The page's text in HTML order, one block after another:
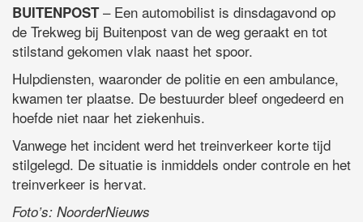
BUITENPOST– Een automobilist is dinsdagavond op
de Trekweg bij Buitenpost van de weg geraakt en tot
stilstand gekomen vlak naast het spoor.
Hulpdiensten, waaronder de politie en een ambulance,
kwamen ter plaatse. De bestuurder bleef ongedeerd en
hoefde niet naar het ziekenhuis.
Vanwege het incident werd het treinverkeer korte tijd
stilgelegd. De situatie is inmiddels onder controle en het
treinverkeer is hervat.
Foto’s: NoorderNieuws